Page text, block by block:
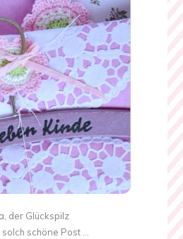
der Glückspilz
schöne Post …